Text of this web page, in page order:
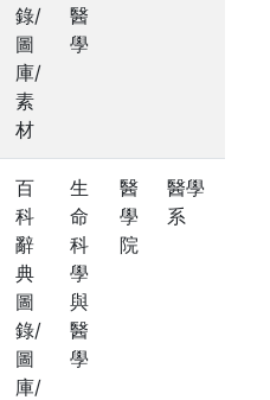
錄/
圖
庫/
素
材
醫
學
百
科
辭
典
圖
錄/
圖
庫/
生
命
科
學
與
醫
學
醫
學
院
醫學
系